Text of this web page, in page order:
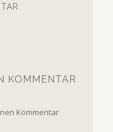
KOMMENTAR
Kommentar